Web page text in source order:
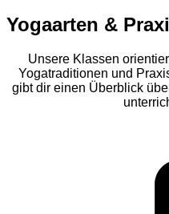
Yogaarten &
Unsere Klassen
Yogatraditionen und
gibt dir einen Überblick